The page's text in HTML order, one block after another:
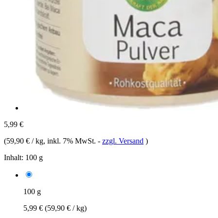
5,99 €
(59,90 € / kg, inkl. 7% MwSt. - zzgl. Versand )
Inhalt: 100 g
100 g
5,99 € (59,90 € / kg)